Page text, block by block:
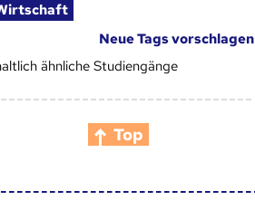
Neue Tags vorschlagen
ähnliche Studiengänge
Top